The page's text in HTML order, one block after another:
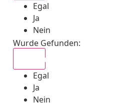
Egal
Ja
Nein
Wurde Gefunden:
Egal
Ja
Nein